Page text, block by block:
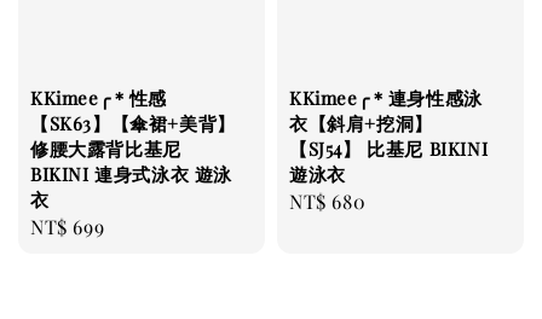
KKimee╭＊性感
【SK63】【傘裙+美背】
修腰大露背比基尼
BIKINI 連身式泳衣 遊泳
衣
Regular
NT$ 699
KKimee╭＊連身性感泳
衣【斜肩+挖洞】
【SJ54】 比基尼 BIKINI
遊泳衣
Regular
NT$ 680